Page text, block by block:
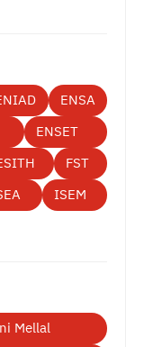
ENSA
ENSET
FST
ISEM
Mellal